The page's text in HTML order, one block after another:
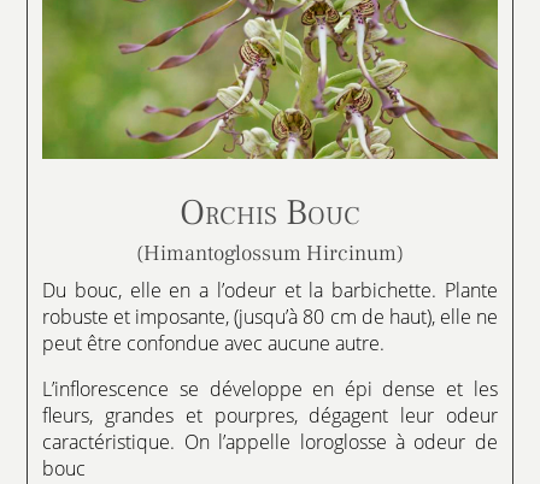
Orchis Bouc
(Himantoglossum Hircinum)
Du bouc, elle en a l’odeur et la barbichette. Plante
robuste et imposante, (jusqu’à 80 cm de haut), elle ne
peut être confondue avec aucune autre.
L’inflorescence se développe en épi dense et les
fleurs, grandes et pourpres, dégagent leur odeur
caractéristique. On l’appelle loroglosse à odeur de
bouc